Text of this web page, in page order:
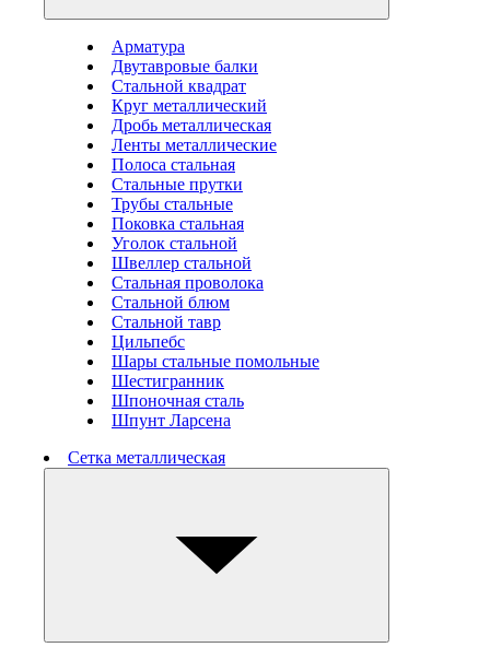
Арматура
Двутавровые балки
Стальной квадрат
Круг металлический
Дробь металлическая
Ленты металлические
Полоса стальная
Стальные прутки
Трубы стальные
Поковка стальная
Уголок стальной
Швеллер стальной
Стальная проволока
Стальной блюм
Стальной тавр
Цильпебс
Шары стальные помольные
Шестигранник
Шпоночная сталь
Шпунт Ларсена
Сетка металлическая